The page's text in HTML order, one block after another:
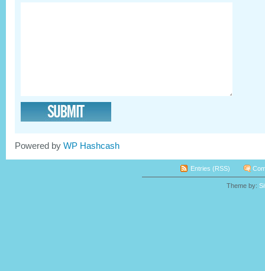
Powered by WP Hashcash
Entries (RSS)
Theme by: